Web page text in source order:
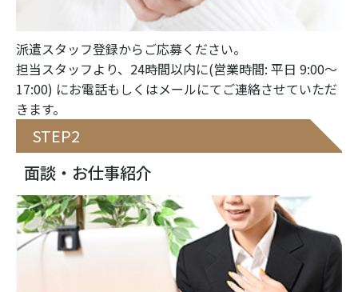
派遣スタッフ登録からご応募ください。
担当スタッフより、24時間以内に(営業時間: 平日 9:00〜
17:00) にお電話もしくはメールにてご連絡させていただ
きます。
STEP2
面談・お仕事紹介